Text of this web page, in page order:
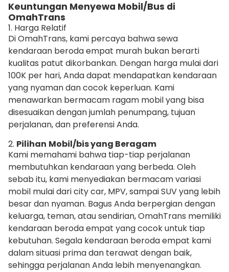
Keuntungan Menyewa Mobil/Bus di
OmahTrans
1. Harga Relatif
Di OmahTrans, kami percaya bahwa sewa
kendaraan beroda empat murah bukan berarti
kualitas patut dikorbankan. Dengan harga mulai dari
100K per hari, Anda dapat mendapatkan kendaraan
yang nyaman dan cocok keperluan. Kami
menawarkan bermacam ragam mobil yang bisa
disesuaikan dengan jumlah penumpang, tujuan
perjalanan, dan preferensi Anda.
2. Pilihan Mobil/bis yang Beragam
Kami memahami bahwa tiap-tiap perjalanan
membutuhkan kendaraan yang berbeda. Oleh
sebab itu, kami menyediakan bermacam variasi
mobil mulai dari city car, MPV, sampai SUV yang lebih
besar dan nyaman. Bagus Anda berpergian dengan
keluarga, teman, atau sendirian, OmahTrans memiliki
kendaraan beroda empat yang cocok untuk tiap
kebutuhan. Segala kendaraan beroda empat kami
dalam situasi prima dan terawat dengan baik,
sehingga perjalanan Anda lebih menyenangkan.